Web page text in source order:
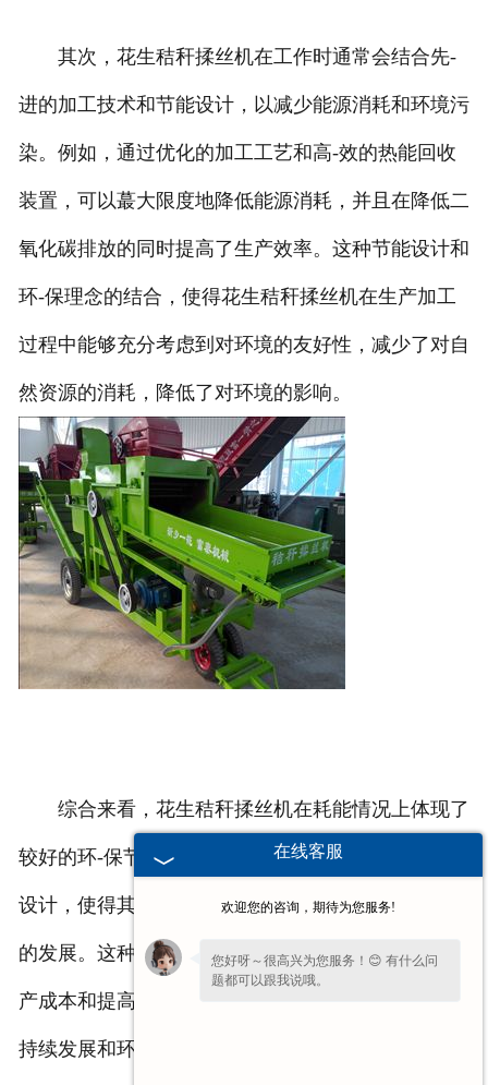
其次，花生秸秆揉丝机在工作时通常会结合先-
进的加工技术和节能设计，以减少能源消耗和环境污
染。例如，通过优化的加工工艺和高-效的热能回收
装置，可以蕞大限度地降低能源消耗，并且在降低二
氧化碳排放的同时提高了生产效率。这种节能设计和
环-保理念的结合，使得花生秸秆揉丝机在生产加工
过程中能够充分考虑到对环境的友好性，减少了对自
然资源的消耗，降低了对环境的影响。
综合来看，花生秸秆揉丝机在耗能情况上体现了
较好的环-保节能特点，通过高-效的能源利用和节能
设计，使得其在生产加工过程中能够实现更为可持续
的发展。这种环-保节能的特性，不仅有利于降低生
产成本和提高经济效益，同时也符合当今社会对于可
持续发展和环境保护的要求，具有较好的社会和环境
在线客服
欢迎您的咨询，期待为您服务!
您好呀～很高兴为您服务！😊 有什么问
题都可以跟我说哦。